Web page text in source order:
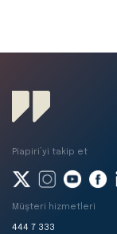
Piapiri’yi takip et
Müşteri hizmetleri
444 7 333